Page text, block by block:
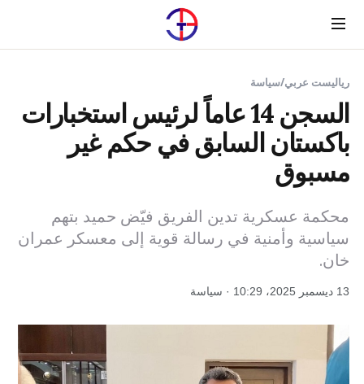
Menu
رياليست عربي/سياسة
السجن 14 عاماً لرئيس استخبارات
باكستان السابق في حكم غير
مسبوق
محكمة عسكرية تدين الفريق فيّض حميد بتهم
سياسية وأمنية في رسالة قوية إلى معسكر عمران
خان.
13 ديسمبر 2025، 10:29 · سياسة